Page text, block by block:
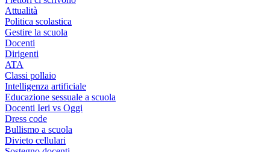
Attualità
Politica scolastica
Gestire la scuola
Docenti
Dirigenti
ATA
Classi pollaio
Intelligenza artificiale
Educazione sessuale a scuola
Docenti Ieri vs Oggi
Dress code
Bullismo a scuola
Divieto cellulari